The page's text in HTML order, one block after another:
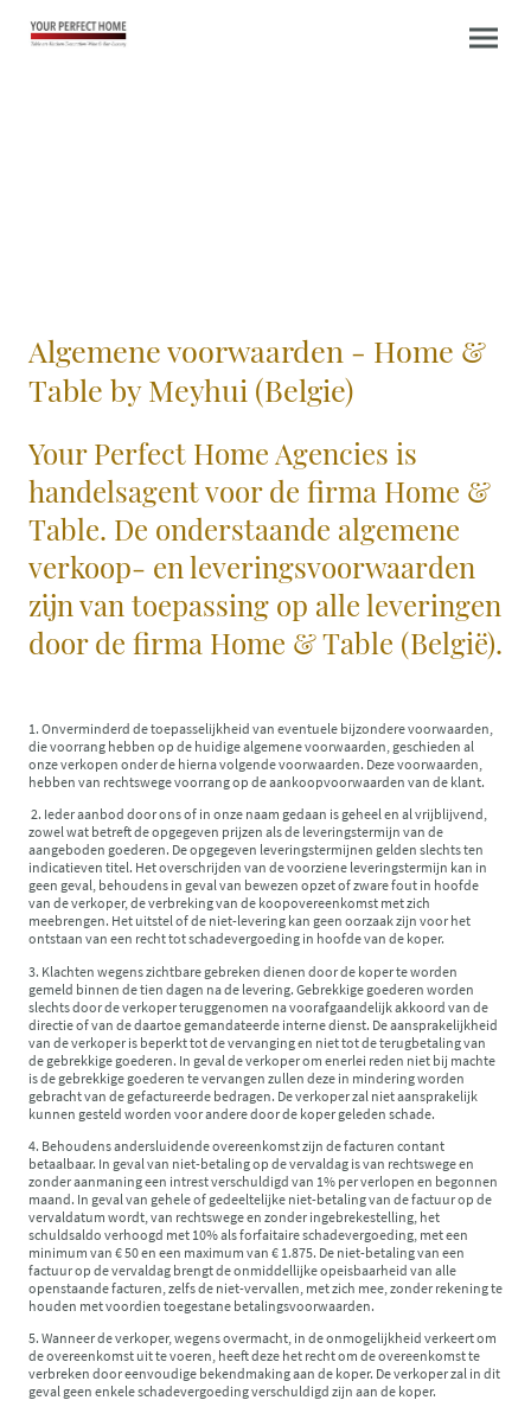
Algemene voorwaarden - Home &
Table by Meyhui (Belgie)
Your Perfect Home Agencies is
handelsagent voor de firma Home &
Table. De onderstaande algemene
verkoop- en leveringsvoorwaarden
zijn van toepassing op alle leveringen
door de firma Home & Table (België).
1. Onverminderd de toepasselijkheid van eventuele bijzondere voorwaarden,
die voorrang hebben op de huidige algemene voorwaarden, geschieden al
onze verkopen onder de hierna volgende voorwaarden. Deze voorwaarden,
hebben van rechtswege voorrang op de aankoopvoorwaarden van de klant.
2. Ieder aanbod door ons of in onze naam gedaan is geheel en al vrijblijvend,
zowel wat betreft de opgegeven prijzen als de leveringstermijn van de
aangeboden goederen. De opgegeven leveringstermijnen gelden slechts ten
indicatieven titel. Het overschrijden van de voorziene leveringstermijn kan in
geen geval, behoudens in geval van bewezen opzet of zware fout in hoofde
van de verkoper, de verbreking van de koopovereenkomst met zich
meebrengen. Het uitstel of de niet-levering kan geen oorzaak zijn voor het
ontstaan van een recht tot schadevergoeding in hoofde van de koper.
3. Klachten wegens zichtbare gebreken dienen door de koper te worden
gemeld binnen de tien dagen na de levering. Gebrekkige goederen worden
slechts door de verkoper teruggenomen na voorafgaandelijk akkoord van de
directie of van de daartoe gemandateerde interne dienst. De aansprakelijkheid
van de verkoper is beperkt tot de vervanging en niet tot de terugbetaling van
de gebrekkige goederen. In geval de verkoper om enerlei reden niet bij machte
is de gebrekkige goederen te vervangen zullen deze in mindering worden
gebracht van de gefactureerde bedragen. De verkoper zal niet aansprakelijk
kunnen gesteld worden voor andere door de koper geleden schade.
4. Behoudens andersluidende overeenkomst zijn de facturen contant
betaalbaar. In geval van niet-betaling op de vervaldag is van rechtswege en
zonder aanmaning een intrest verschuldigd van 1% per verlopen en begonnen
maand. In geval van gehele of gedeeltelijke niet-betaling van de factuur op de
vervaldatum wordt, van rechtswege en zonder ingebrekestelling, het
schuldsaldo verhoogd met 10% als forfaitaire schadevergoeding, met een
minimum van € 50 en een maximum van € 1.875. De niet-betaling van een
factuur op de vervaldag brengt de onmiddellijke opeisbaarheid van alle
openstaande facturen, zelfs de niet-vervallen, met zich mee, zonder rekening te
houden met voordien toegestane betalingsvoorwaarden.
5. Wanneer de verkoper, wegens overmacht, in de onmogelijkheid verkeert om
de overeenkomst uit te voeren, heeft deze het recht om de overeenkomst te
verbreken door eenvoudige bekendmaking aan de koper. De verkoper zal in dit
geval geen enkele schadevergoeding verschuldigd zijn aan de koper.